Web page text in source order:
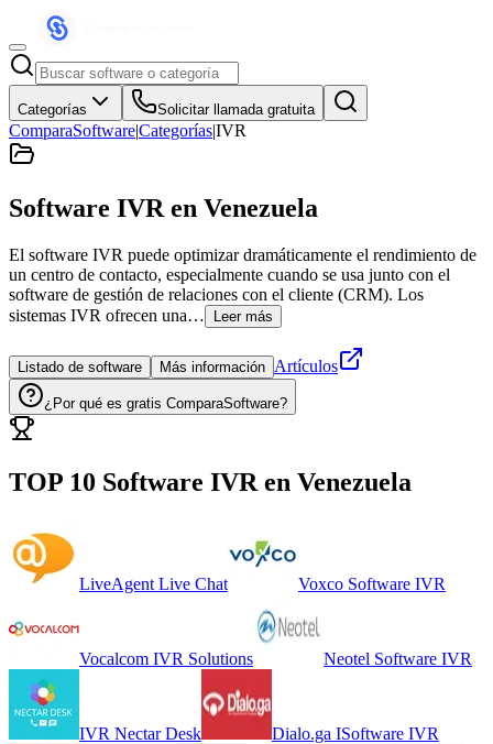
Categorías Solicitar llamada gratuita
ComparaSoftware|Categorías|IVR
Software IVR en Venezuela
El software IVR puede optimizar dramáticamente el rendimiento de
un centro de contacto, especialmente cuando se usa junto con el
software de gestión de relaciones con el cliente (CRM). Los
sistemas IVR ofrecen una…
Leer más
Listado de software Más información Artículos
¿Por qué es gratis ComparaSoftware?
TOP 10 Software IVR en Venezuela
LiveAgent Live Chat Voxco Software IVR
Vocalcom IVR Solutions Neotel Software IVR
IVR Nectar Desk Dialo.ga ISoftware IVR